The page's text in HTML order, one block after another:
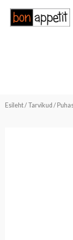
Hari ja
Esileht/ Tarvikud /